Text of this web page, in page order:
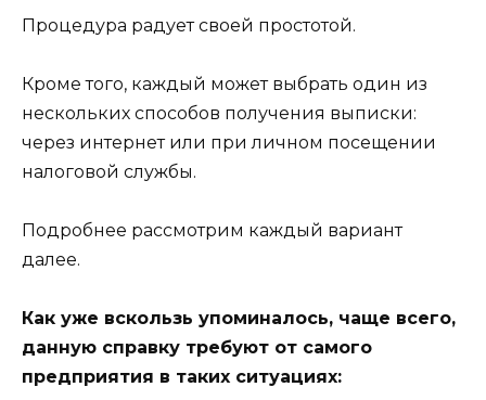
Процедура радует своей простотой.
Кроме того, каждый может выбрать один из
нескольких способов получения выписки:
через интернет или при личном посещении
налоговой службы.
Подробнее рассмотрим каждый вариант
далее.
Как уже вскользь упоминалось, чаще всего,
данную справку требуют от самого
предприятия в таких ситуациях: